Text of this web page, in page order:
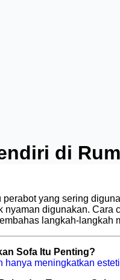
di
yang sering
nyaman digunakan.
langkah-langkah
Sofa Itu Penting?
hanya meningkatkan